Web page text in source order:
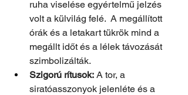
ruha viselése egyértelmű jelzés
volt a külvilág felé.  A megállított
órák és a letakart tükrök mind a
megállt időt és a lélek távozását
szimbolizálták.
Szigorú rítusok: A tor, a
siratóasszonyok jelenléte és a